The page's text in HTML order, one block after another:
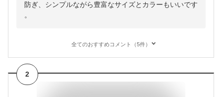
防ぎ、シンプルながら豊富なサイズとカラーもいいです
。
全てのおすすめコメント（5件）
2